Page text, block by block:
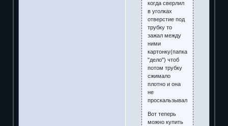
когда сверлил
в уголках
отверстие под
трубку то
зажал между
ними
картонку(папка
"дело") чтоб
потом трубку
сжимало
плотно и она
не
проскальзывала.
Вот теперь
можно купить